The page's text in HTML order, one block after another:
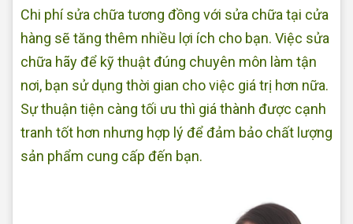
Chi phí sửa chữa tương đồng với sửa chữa tại cửa
hàng sẽ tăng thêm nhiều lợi ích cho bạn. Việc sửa
chữa hãy để kỹ thuật đúng chuyên môn làm tận
nơi, bạn sử dụng thời gian cho việc giá trị hơn nữa.
Sự thuận tiện càng tối ưu thì giá thành được cạnh
tranh tốt hơn nhưng hợp lý để đảm bảo chất lượng
sản phẩm cung cấp đến bạn.